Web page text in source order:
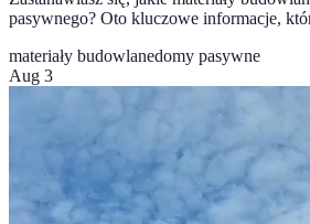
pasywnego? Oto kluczowe informacje,
materiały budowlanedomy pasywne
Aug 3